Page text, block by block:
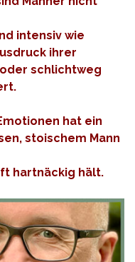
intensiv wie
ihrer
schlichtweg
hat ein
stoischem Mann
hartnäckig hält.